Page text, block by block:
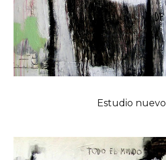
Estudio nuevo